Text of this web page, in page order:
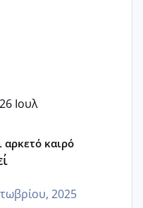
26 Ιουλ
καιρό
2025